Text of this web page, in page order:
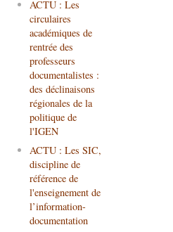
ACTU : Les
circulaires
académiques de
rentrée des
professeurs
documentalistes :
des déclinaisons
régionales de la
politique de
l'IGEN
ACTU : Les SIC,
discipline de
référence de
l'enseignement de
l’information-
documentation